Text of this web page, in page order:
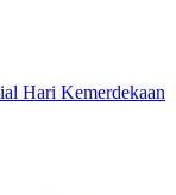
Hari Kemerdekaan